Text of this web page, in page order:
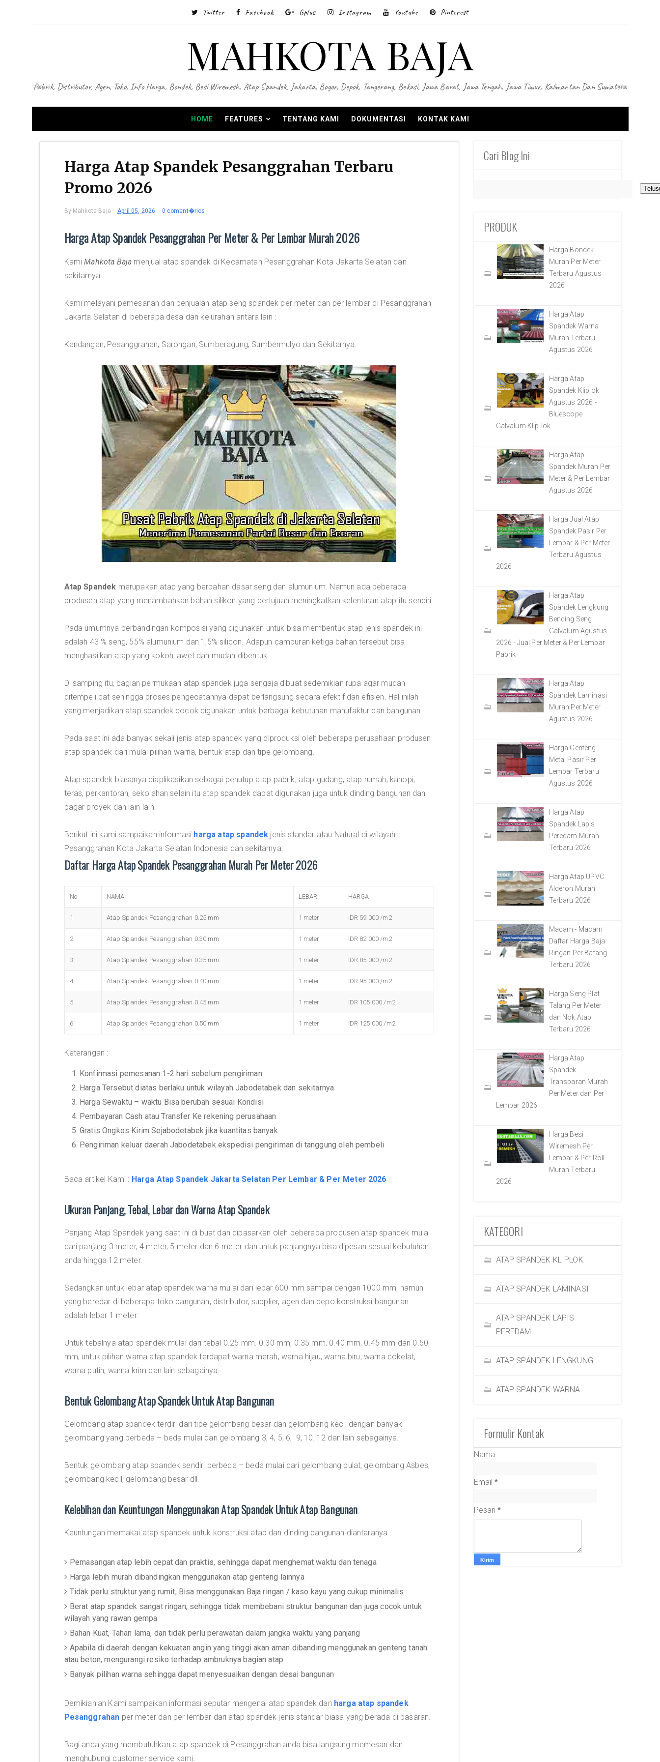
Twitter Facebook Gplus Instagram Youtube Pinterest
MAHKOTA BAJA
Pabrik, Distributor, Agen, Toko, Info Harga, Bondek, Besi Wiremesh, Atap Spandek, Jakarta, Bogor, Depok, Tangerang, Bekasi, Jawa Barat, Jawa Tengah, Jawa Timur, Kalimantan Dan Sumatera
HOME FEATURES TENTANG KAMI DOKUMENTASI KONTAK KAMI
Harga Atap Spandek Pesanggrahan Terbaru
Promo 2026
By Mahkota Baja April 05, 2026 0 coment�rios
Harga Atap Spandek Pesanggrahan Per Meter & Per Lembar Murah 2026
KamiMahkota Baja menjual atap spandek di Kecamatan Pesanggrahan Kota Jakarta Selatan dan
sekitarnya.
Kami melayani pemesanan dan penjualan atap seng spandek per meter dan per lembar di Pesanggrahan
Jakarta Selatan di beberapa desa dan kelurahan antara lain :
Kandangan, Pesanggrahan, Sarongan, Sumberagung, Sumbermulyo dan Sekitarnya.
Atap Spandek merupakan atap yang berbahan dasar seng dan alumunium. Namun ada beberapa
produsen atap yang menambahkan bahan silikon yang bertujuan meningkatkan kelenturan atap itu sendiri.
Pada umumnya perbandingan komposisi yang digunakan untuk bisa membentuk atap jenis spandek ini
adalah 43 % seng, 55% alumunium dan 1,5% silicon. Adapun campuran ketiga bahan tersebut bisa
menghasilkan atap yang kokoh, awet dan mudah dibentuk.
Di samping itu, bagian permukaan atap spandek juga sengaja dibuat sedemikian rupa agar mudah
ditempeli cat sehingga proses pengecatannya dapat berlangsung secara efektif dan efisien. Hal inilah
yang menjadikan atap spandek cocok digunakan untuk berbagai kebutuhan manufaktur dan bangunan.
Pada saat ini ada banyak sekali jenis atap spandek yang diproduksi oleh beberapa perusahaan produsen
atap spandek dari mulai pilihan warna, bentuk atap dan tipe gelombang.
Atap spandek biasanya diaplikasikan sebagai penutup atap pabrik, atap gudang, atap rumah, kanopi,
teras, perkantoran, sekolahan selain itu atap spandek dapat digunakan juga untuk dinding bangunan dan
pagar proyek dan lain-lain.
Berikut ini kami sampaikan informasi harga atap spandek jenis standar atau Natural di wilayah
Pesanggrahan Kota Jakarta Selatan Indonesia dan sekitarnya.
Daftar Harga Atap Spandek Pesanggrahan Murah Per Meter 2026
No NAMA LEBAR HARGA
1 Atap Spandek Pesanggrahan 0.25 mm 1 meter IDR 59.000 /m2
2 Atap Spandek Pesanggrahan 0.30 mm 1 meter IDR 82.000 /m2
3 Atap Spandek Pesanggrahan 0.35 mm 1 meter IDR 85.000 /m2
4 Atap Spandek Pesanggrahan 0.40 mm 1 meter IDR 95.000 /m2
5 Atap Spandek Pesanggrahan 0.45 mm 1 meter IDR 105.000 /m2
6 Atap Spandek Pesanggrahan 0.50 mm 1 meter IDR 125.000 /m2
Keterangan :
1. Konfirmasi pemesanan 1-2 hari sebelum pengiriman
2. Harga Tersebut diatas berlaku untuk wilayah Jabodetabek dan sekitarnya
3. Harga Sewaktu – waktu Bisa berubah sesuai Kondisi
4. Pembayaran Cash atau Transfer Ke rekening perusahaan
5. Gratis Ongkos Kirim Sejabodetabek jika kuantitas banyak
6. Pengiriman keluar daerah Jabodetabek ekspedisi pengiriman di tanggung oleh pembeli
Baca artikel Kami : Harga Atap Spandek Jakarta Selatan Per Lembar & Per Meter 2026
Ukuran Panjang, Tebal, Lebar dan Warna Atap Spandek
Panjang Atap Spandek yang saat ini di buat dan dipasarkan oleh beberapa produsen atap spandek mulai
dari panjang 3 meter, 4 meter, 5 meter dan 6 meter dan untuk panjangnya bisa dipesan sesuai kebutuhan
anda hingga 12 meter.
Sedangkan untuk lebar atap spandek warna mulai dari lebar 600 mm sampai dengan 1000 mm, namun
yang beredar di beberapa toko bangunan, distributor, supplier, agen dan depo konstruksi bangunan
adalah lebar 1 meter
Untuk tebalnya atap spandek mulai dari tebal 0.25 mm. 0.30 mm, 0.35 mm, 0.40 mm, 0.45 mm dan 0.50
mm, untuk pilihan warna atap spandek terdapat warna merah, warna hijau, warna biru, warna cokelat,
warna putih, warna krim dan lain sebagainya.
Bentuk Gelombang Atap Spandek Untuk Atap Bangunan
Gelombang atap spandek terdiri dari tipe gelombang besar dan gelombang kecil dengan banyak
gelombang yang berbeda – beda mulai dari gelombang 3, 4, 5, 6, 9, 10, 12 dan lain sebagainya.
Bentuk gelombang atap spandek sendiri berbeda – beda mulai dari gelombang bulat, gelombang Asbes,
gelombang kecil, gelombang besar dll.
Kelebihan dan Keuntungan Menggunakan Atap Spandek Untuk Atap Bangunan
Keuntungan memakai atap spandek untuk konstruksi atap dan dinding bangunan diantaranya :
Pemasangan atap lebih cepat dan praktis, sehingga dapat menghemat waktu dan tenaga
Harga lebih murah dibandingkan menggunakan atap genteng lainnya
Tidak perlu struktur yang rumit, Bisa menggunakan Baja ringan / kaso kayu yang cukup minimalis
Berat atap spandek sangat ringan, sehingga tidak membebani struktur bangunan dan juga cocok untuk
wilayah yang rawan gempa
Bahan Kuat, Tahan lama, dan tidak perlu perawatan dalam jangka waktu yang panjang
Apabila di daerah dengan kekuatan angin yang tinggi akan aman dibanding menggunakan genteng tanah
atau beton, mengurangi resiko terhadap ambruknya bagian atap
Banyak pilihan warna sehingga dapat menyesuaikan dengan desai bangunan
Demikianlah Kami sampaikan informasi seputar mengenai atap spandek dan harga atap spandek
Pesanggrahan per meter dan per lembar dari atap spandek jenis standar biasa yang berada di pasaran.
Bagi anda yang membutuhkan atap spandek di Pesanggrahan anda bisa langsung memesan dan
menghubungi customer service kami.
Cari Blog Ini
PRODUK
Harga Bondek
Murah Per Meter
Terbaru Agustus
2026
Harga Atap
Spandek Warna
Murah Terbaru
Agustus 2026
Harga Atap
Spandek Kliplok
Agustus 2026 -
Bluescope
Galvalum Klip-lok
Harga Atap
Spandek Murah Per
Meter & Per Lembar
Agustus 2026
Harga Jual Atap
Spandek Pasir Per
Lembar & Per Meter
Terbaru Agustus
2026
Harga Atap
Spandek Lengkung
Bending Seng
Galvalum Agustus
2026 - Jual Per Meter & Per Lembar
Pabrik
Harga Atap
Spandek Laminasi
Murah Per Meter
Agustus 2026
Harga Genteng
Metal Pasir Per
Lembar Terbaru
Agustus 2026
Harga Atap
Spandek Lapis
Peredam Murah
Terbaru 2026
Harga Atap UPVC
Alderon Murah
Terbaru 2026
Macam - Macam
Daftar Harga Baja
Ringan Per Batang
Terbaru 2026
Harga Seng Plat
Talang Per Meter
dan Nok Atap
Terbaru 2026
Harga Atap
Spandek
Transparan Murah
Per Meter dan Per
Lembar 2026
Harga Besi
Wiremesh Per
Lembar & Per Roll
Murah Terbaru
2026
KATEGORI
ATAP SPANDEK KLIPLOK
ATAP SPANDEK LAMINASI
ATAP SPANDEK LAPIS
PEREDAM
ATAP SPANDEK LENGKUNG
ATAP SPANDEK WARNA
Formulir Kontak
Nama
Email*
Pesan*